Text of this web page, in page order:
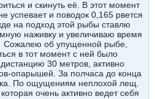
и скинуть её. В этот момент
успевает и поводок 0,165 рвется
на подход этой рыбы ставлю
наживку и увеличиваю время
об упущенной рыбе,
в тот момент с ней было
30 метров, активно
опарышей. За полчаса до конца
По ощущениям неплохой лещ.
очень активно ведет себя